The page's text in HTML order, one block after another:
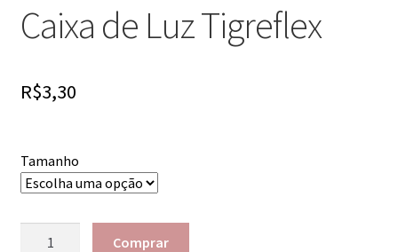
Caixa de Luz Tigreflex
R$3,30
Tamanho
Comprar